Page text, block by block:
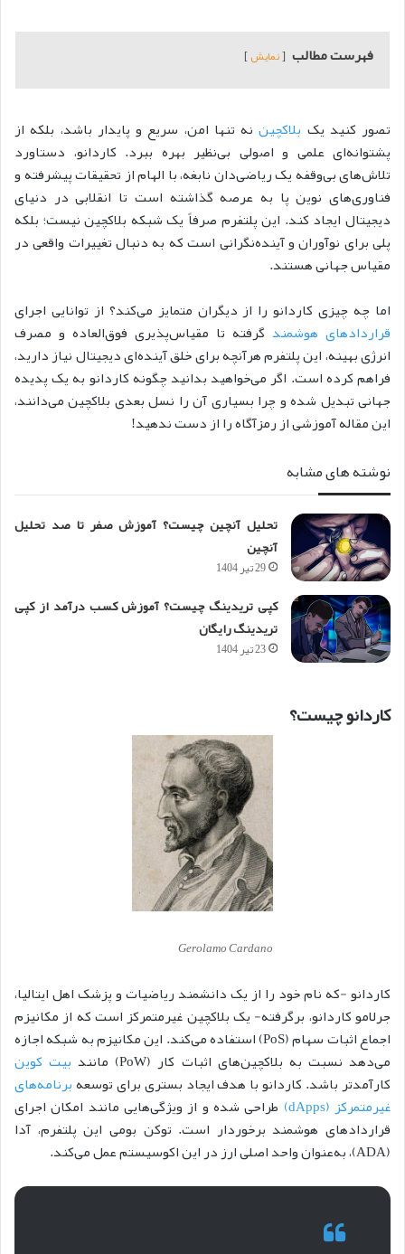
فهرست مطالب نمایش
تصور کنید یک بلاکچیننه تنها امن، سریع و پایدار باشد، بلکه از
پشتوانه‌ای علمی و اصولی بی‌نظیر بهره ببرد. کاردانو، دستاورد
تلاش‌های بی‌وقفه یک ریاضی‌دان نابغه، با الهام از تحقیقات پیشرفته و
فناوری‌های نوین پا به عرصه گذاشته است تا انقلابی در دنیای
دیجیتال ایجاد کند. این پلتفرم صرفاً یک شبکه بلاکچین نیست؛ بلکه
پلی برای نوآوران و آینده‌نگرانی است که به دنبال تغییرات واقعی در
مقیاس جهانی هستند.
اما چه چیزی کار‌دانو را از دیگران متمایز می‌کند؟ از توانایی اجرای
قراردادهای هوشمند گرفته تا مقیاس‌پذیری فوق‌العاده و مصرف
انرژی بهینه، این پلتفرم هرآنچه برای خلق آینده‌ای دیجیتال نیاز دارید،
فراهم کرده است. اگر می‌خواهید بدانید چگونه کار‌دانو به یک پدیده
جهانی تبدیل شده و چرا بسیاری آن را نسل بعدی بلاکچین می‌دانند،
این مقاله آموزشی از رمزآگاه را از دست ندهید!
نوشته های مشابه
تحلیل آنچین چیست؟ آموزش صفر تا صد تحلیل
آنچین
29 تیر 1404
کپی تریدینگ چیست؟ آموزش کسب درآمد از کپی
تریدینگ رایگان
23 تیر 1404
کاردانو چیست؟
Gerolamo Cardano
کاردانو -که نام خود را از یک دانشمند ریاضیات و پزشک اهل ایتالیا،
جرلامو کاردانو، برگرفته- یک بلاکچین غیرمتمرکز است که از مکانیزم
اجماع اثبات سهام (PoS) استفاده می‌کند. این مکانیزم به شبکه اجازه
می‌دهد نسبت به بلاکچین‌های اثبات کار (PoW) مانند
بیت کوین
کارآمدتر باشد. کار‌دانو با هدف ایجاد بستری برای توسعهبرنامه‌های
غیرمتمرکز (dApps)
طراحی شده و از ویژگی‌هایی مانند امکان اجرای
قراردادهای هوشمند برخوردار است. توکن بومی این پلتفرم، آدا
(ADA)، به‌عنوان واحد اصلی ارز در این اکوسیستم عمل می‌کند.